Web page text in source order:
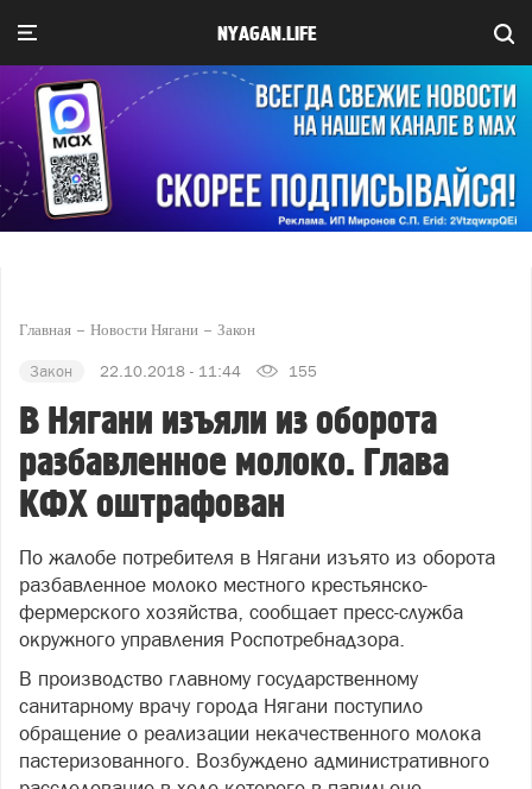
NYAGAN.LIFE
Главная Новости Нягани Закон
Закон 22.10.2018 - 11:44 155
В Нягани изъяли из оборота
разбавленное молоко. Глава
КФХ оштрафован
По жалобе потребителя в Нягани изъято из оборота
разбавленное молоко местного крестьянско-
фермерского хозяйства, сообщает пресс-служба
окружного управления Роспотребнадзора.
В производство главному государственному
санитарному врачу города Нягани поступило
обращение о реализации некачественного молока
пастеризованного. Возбуждено административного